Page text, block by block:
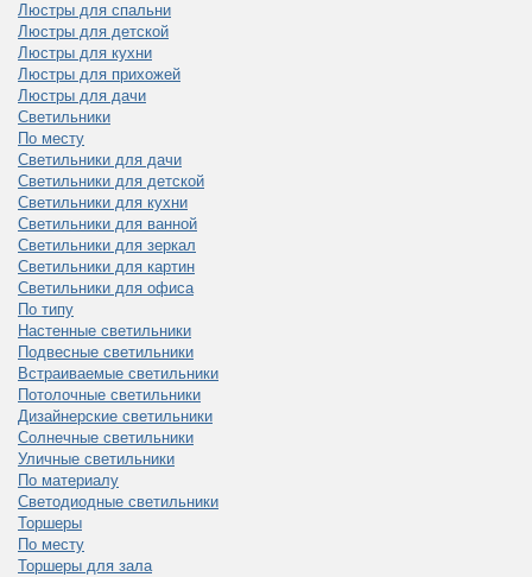
Люстры для спальни
Люстры для детской
Люстры для кухни
Люстры для прихожей
Люстры для дачи
Светильники
По месту
Светильники для дачи
Светильники для детской
Светильники для кухни
Светильники для ванной
Светильники для зеркал
Светильники для картин
Светильники для офиса
По типу
Настенные светильники
Подвесные светильники
Встраиваемые светильники
Потолочные светильники
Дизайнерские светильники
Солнечные светильники
Уличные светильники
По материалу
Светодиодные светильники
Торшеры
По месту
Торшеры для зала